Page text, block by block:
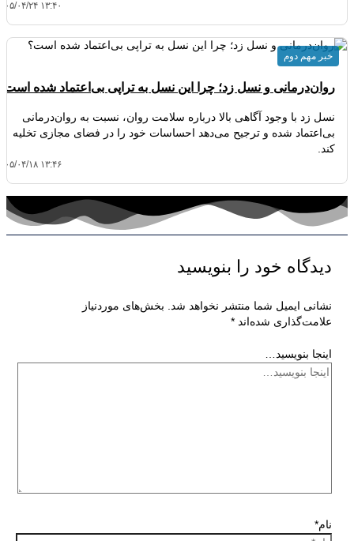
۱۴۰۵/۰۴/۲۴
روان‌درمانی و نسل زد؛ چرا این نسل به تراپی بی‌اعتماد شده
نسل زد با وجود آگاهی بالا درباره سلامت روان، نسبت به روان‌درمانی
بی‌اعتماد شده و ترجیح می‌دهد احساسات خود را در فضای مجازی تخلیه
کند.
۱۴۰۵/۰۴/۱۸
خبر مهم دوم
دیدگاه‌ خود را بنویسید
نشانی ایمیل شما منتشر نخواهد شد. بخش‌های موردنیاز
علامت‌گذاری شده‌اند *
اینجا بنویسید…
نام*